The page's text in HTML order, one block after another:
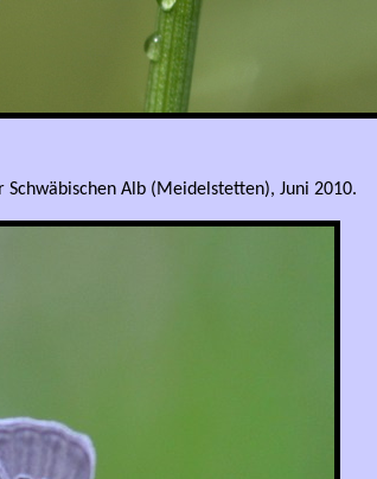
Alb (Meidelstetten), Juni 2010.